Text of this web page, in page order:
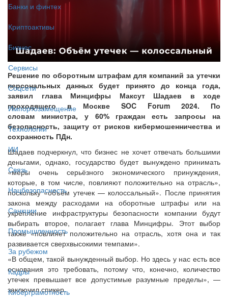
Банки и финтех
Криптоактивы
Бизнес
Сервисы
Соцсети
Импортозамещение
Технологии
ИИ
Связь
Нацбезопасность
Санкции
Промышленность
За рубежом
Кадры
Киберграмотность
Решение по оборотным штрафам для компаний за утечки
персональных данных будет принято до конца года,
заявил глава Минцифры Максут Шадаев в ходе
проходящего в Москве SOC Forum 2024. По
словам министра, у 60% граждан есть запросы на
безопасность, защиту от рисков кибермошенничества и
сохранность ПДн.
Шадаев подчеркнул, что бизнес не хочет отвечать большими
деньгами, однако, государство будет вынуждено принимать
«меры очень серьёзного экономического принуждения,
которые, в том числе, повлияют положительно на отрасль»,
поскольку «объём утечек — колоссальный». После принятия
закона между расходами на оборотные штрафы или на
укрепление инфраструктуры безопасности компании будут
выбирать второе, полагает глава Минцифры. Этот выбор
также «повлияет положительно на отрасль, хотя она и так
развивается сверхвысокими темпами».
«В общем, такой вынужденный выбор. Но здесь у нас есть все
основания это требовать, потому что, конечно, количество
утечек превышает все допустимые разумные пределы», —
заключил спикер.